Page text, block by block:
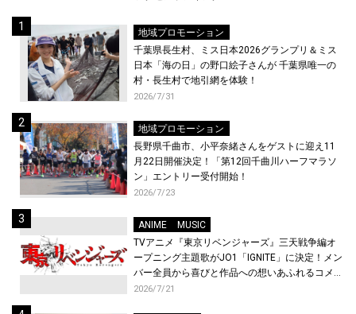
地域プロモーション
千葉県長生村、ミス日本2026グランプリ＆ミス
日本「海の日」の野口絵子さんが 千葉県唯一の
村・長生村で地引網を体験！
2026/7/31
地域プロモーション
長野県千曲市、小平奈緒さんをゲストに迎え11
月22日開催決定！「第12回千曲川ハーフマラソ
ン」エントリー受付開始！
2026/7/23
ANIME
MUSIC
TVアニメ『東京リベンジャーズ』三天戦争編オ
ープニング主題歌がJO1「IGNITE」に決定！メン
バー全員から喜びと作品への想いあふれるコメン
トが到着！9月に東京・大阪で先行上映会を開
2026/7/21